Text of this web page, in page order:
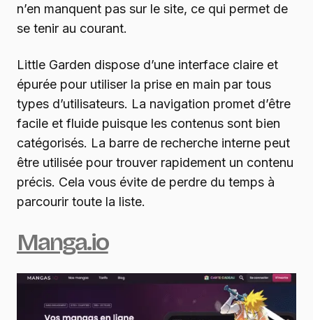
n’en manquent pas sur le site, ce qui permet de
se tenir au courant.
Little Garden dispose d’une interface claire et
épurée pour utiliser la prise en main par tous
types d’utilisateurs. La navigation promet d’être
facile et fluide puisque les contenus sont bien
catégorisés. La barre de recherche interne peut
être utilisée pour trouver rapidement un contenu
précis. Cela vous évite de perdre du temps à
parcourir toute la liste.
Manga.io